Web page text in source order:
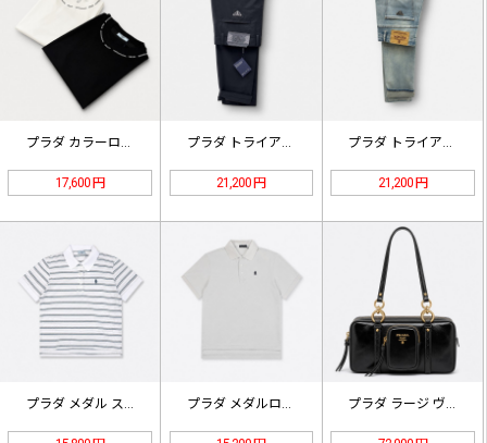
17,600 円 21,200 円 21,200 円
プラダ メダル ストライプポロシャツ… プラダ メダルロゴ ポロシャツ ホワ… プラダ ラージ ヴィンテージ ワック…